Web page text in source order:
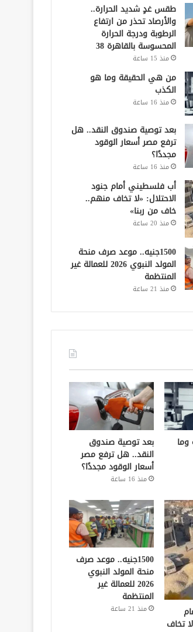
طقس غدٍ شديد الحرارة..
والأرصاد تحذر من ارتفاع
الرطوبة ودرجة الحرارة
المحسوسة بالقاهرة 38
منذ 15 ساعة
من هي الحقيقة وما هو
الكذب
منذ 16 ساعة
بعد توصية صندوق النقد.. هل
ترفع مصر أسعار الوقود
مجددًا؟
منذ 16 ساعة
أب فلسطيني أمام جنود
الاحتلال: «لا تخاف منهم..
خاف من ربنا»
منذ 20 ساعة
1500جنيه.. موعد صرف منحة
المولد النبوي 2026 للعمالة غير
المنتظمة
منذ 21 ساعة
بعد توصية صندوق
النقد.. هل ترفع مصر
أسعار الوقود مجددًا؟
منذ 16 ساعة
تخاف
1500جنيه.. موعد صرف
منحة المولد النبوي
2026 للعمالة غير
المنتظمة
منذ 21 ساعة